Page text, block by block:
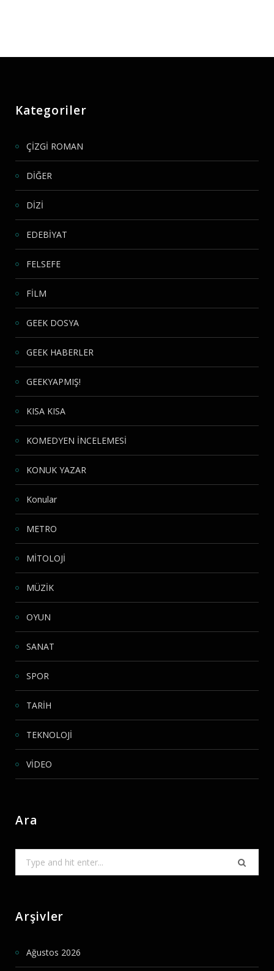
Kategoriler
ÇİZGİ ROMAN
DİĞER
DİZİ
EDEBİYAT
FELSEFE
FİLM
GEEK DOSYA
GEEK HABERLER
GEEKYAPMIŞ!
KISA KISA
KOMEDYEN İNCELEMESİ
KONUK YAZAR
Konular
METRO
MİTOLOJİ
MÜZİK
OYUN
SANAT
SPOR
TARİH
TEKNOLOJİ
VİDEO
Ara
for:
Arşivler
Ağustos 2026